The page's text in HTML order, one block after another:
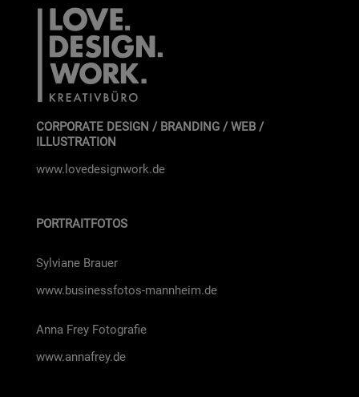
CORPORATE DESIGN / BRANDING / WEB /
ILLUSTRATION
www.lovedesignwork.de
PORTRAITFOTOS
Syl­via­ne Brau­er
www.businessfotos-mannheim.de
Anna Frey Foto­gra­fie
www.annafrey.de